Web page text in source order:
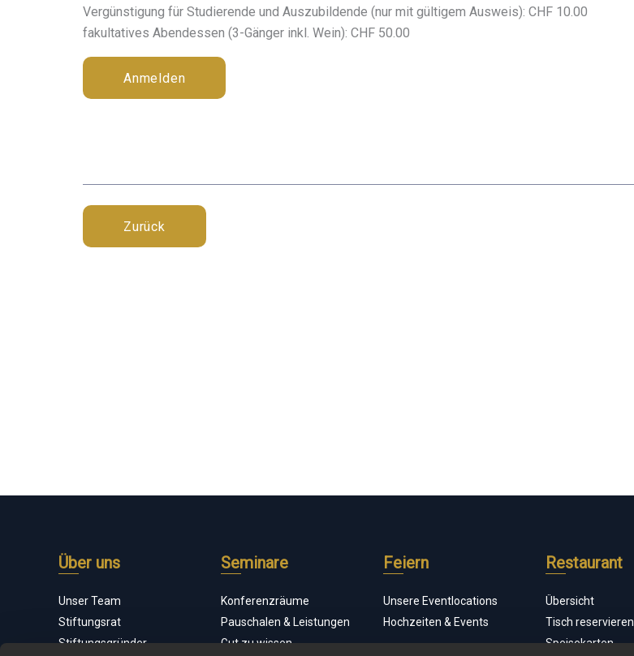
Vergünstigung für Studierende und Auszubildende (nur mit gültigem Ausweis): CHF 10.00
fakultatives Abendessen (3-Gänger inkl. Wein): CHF 50.00
Anmelden
Zurück
Über uns
Unser Team
Stiftungsrat
Stiftungsgründer
Seminare
Konferenzräume
Pauschalen & Leistungen
Gut zu wissen
Feiern
Unsere Eventlocations
Hochzeiten & Events
Restaurant
Übersicht
Tisch reservieren
Speisekarten